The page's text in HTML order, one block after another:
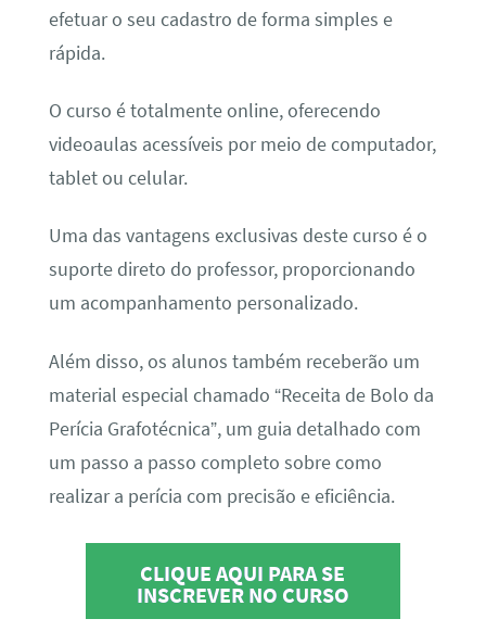
efetuar o seu cadastro de forma simples e
rápida.
O curso é totalmente online, oferecendo
videoaulas acessíveis por meio de computador,
tablet ou celular.
Uma das vantagens exclusivas deste curso é o
suporte direto do professor, proporcionando
um acompanhamento personalizado.
Além disso, os alunos também receberão um
material especial chamado “Receita de Bolo da
Perícia Grafotécnica”, um guia detalhado com
um passo a passo completo sobre como
realizar a perícia com precisão e eficiência.
CLIQUE AQUI PARA SE
INSCREVER NO CURSO